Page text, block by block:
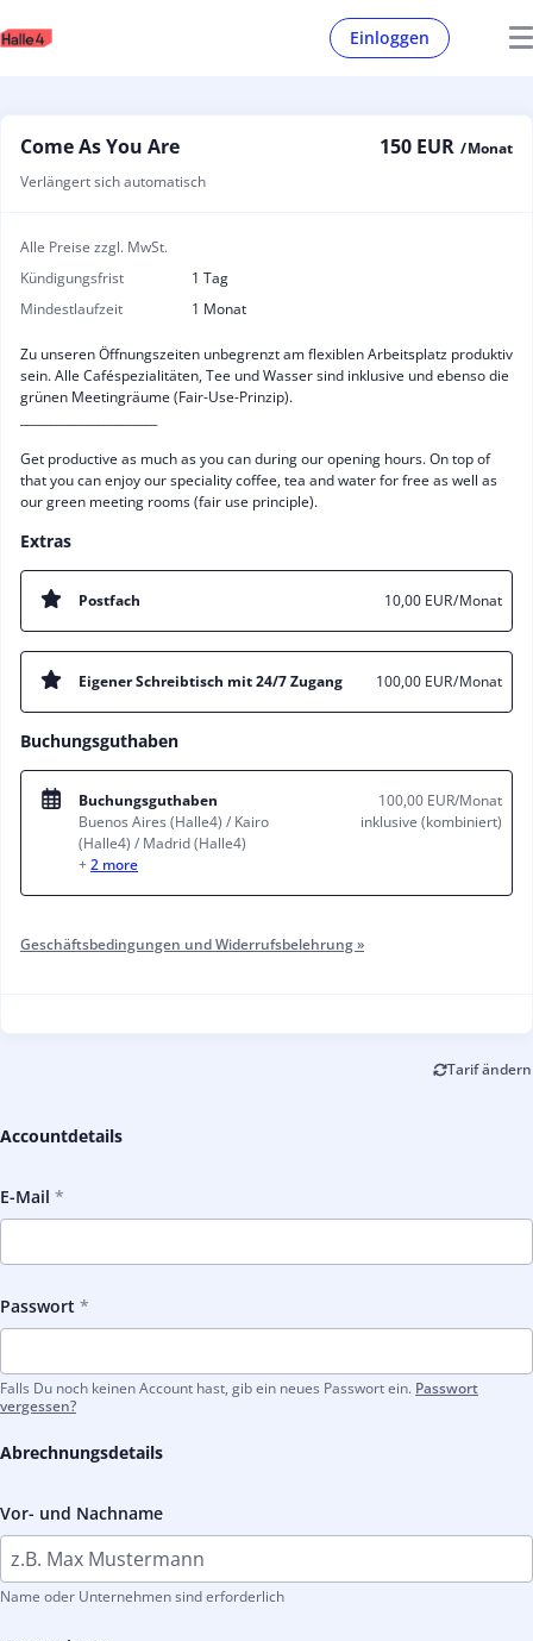
Einloggen
Come As You Are 150 EUR / Monat
Verlängert sich automatisch
Alle Preise zzgl. MwSt.
Kündigungsfrist
1 Tag
Mindestlaufzeit
1 Monat
Zu unseren Öffnungszeiten unbegrenzt am flexiblen Arbeitsplatz produktiv
sein. Alle Caféspezialitäten, Tee und Wasser sind inklusive und ebenso die
grünen Meetingräume (Fair-Use-Prinzip).
Get productive as much as you can during our opening hours. On top of
that you can enjoy our speciality coffee, tea and water for free as well as
our green meeting rooms (fair use principle).
Extras
Postfach 10,00 EUR/ Monat
Eigener Schreibtisch mit 24/7 Zugang 100,00 EUR/ Monat
Buchungsguthaben
Buchungsguthaben
Buenos Aires (Halle4) / Kairo
(Halle4) / Madrid (Halle4)
+2 more
100,00 EUR/Monat
inklusive (kombiniert)
Geschäftsbedingungen und Widerrufsbelehrung »
Tarif ändern
Accountdetails
E-Mail
Passwort
Falls Du noch keinen Account hast, gib ein neues Passwort ein. Passwort
vergessen?
Abrechnungsdetails
Vor- und Nachname
Name oder Unternehmen sind erforderlich